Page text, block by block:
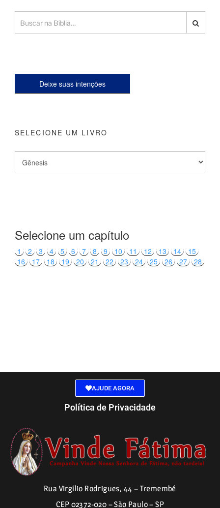
Deixe suas intenções
SELECIONE UM LIVRO
Selecione um capítulo
1 2 3 4 5 6 7 8 9 10 11 12 13 14
15
16
17 18 19 20 21 22 23 24 25 26 27 28
AJUDE AGORA
Política de Privacidade
Rua Virgílio Rodrigues, 44 – Tremembé
CEP 02372-020 – São Paulo – SP